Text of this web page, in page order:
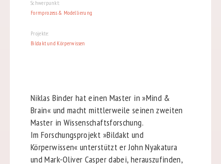
Schwerpunkt:
Formprozess & Modellierung
Projekte:
Bildakt und Körperwissen
Niklas Binder hat einen Master in »Mind &
Brain« und macht mittlerweile seinen zweiten
Master in Wissenschaftsforschung.
Im Forschungsprojekt »Bildakt und
Körperwissen« unterstützt er John Nyakatura
und Mark-Oliver Casper dabei, herauszufinden,